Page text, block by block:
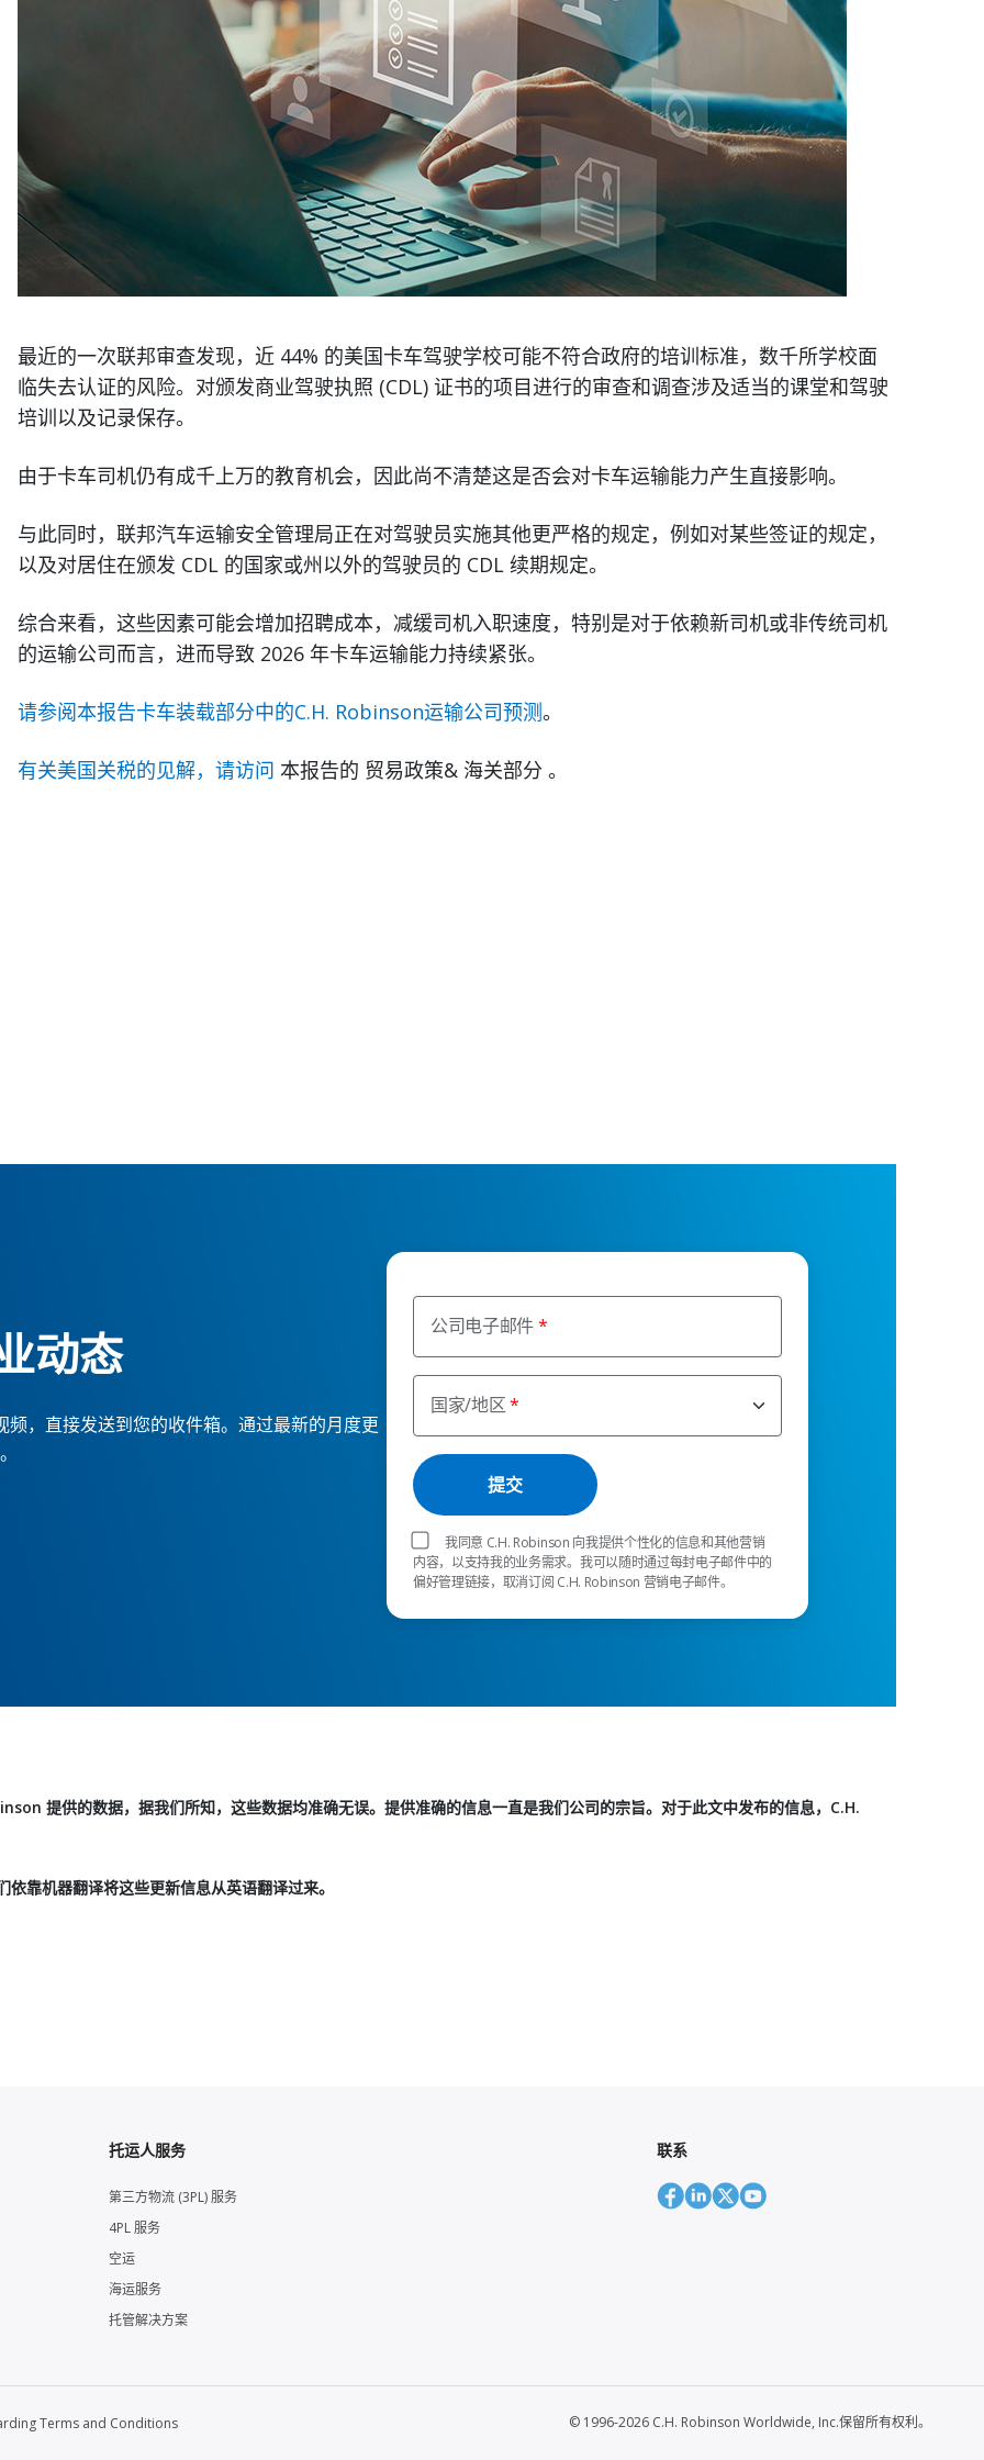
最近的一次联邦审查发现，近 44% 的美国卡车驾驶学校可能不符合政府的培训标准，数千所学校面
临失去认证的风险。对颁发商业驾驶执照 (CDL) 证书的项目进行的审查和调查涉及适当的课堂和驾驶
培训以及记录保存。
由于卡车司机仍有成千上万的教育机会，因此尚不清楚这是否会对卡车运输能力产生直接影响。
与此同时，联邦汽车运输安全管理局正在对驾驶员实施其他更严格的规定，例如对某些签证的规定，
以及对居住在颁发 CDL 的国家或州以外的驾驶员的 CDL 续期规定。
综合来看，这些因素可能会增加招聘成本，减缓司机入职速度，特别是对于依赖新司机或非传统司机
的运输公司而言，进而导致 2026 年卡车运输能力持续紧张。
请参阅本报告卡车装载部分中的C.H. Robinson运输公司预测。
有关美国关税的见解，请访问 本报告的 贸易政策& 海关部分 。
公司电子邮件
国家/地区
我同意 C.H. Robinson 向我提供个性化的信息和其他营销
内容，以支持我的业务需求。我可以随时通过每封电子邮件中的
偏好管理链接，取消订阅 C.H. Robinson 营销电子邮件。
动态
，直接发送到您的收件箱。通过最新的月度更
提供的数据，据我们所知，这些数据均准确无误。提供准确的信息一直是我们公司的宗旨。对于此文中发布的信息，C.H.
靠机器翻译将这些更新信息从英语翻译过来。
托运人服务
第三方物流 (3PL) 服务
4PL 服务
空运
海运服务
托管解决方案
联系
Terms and Conditions © 1996-2026 C.H. Robinson Worldwide, Inc.保留所有权利。